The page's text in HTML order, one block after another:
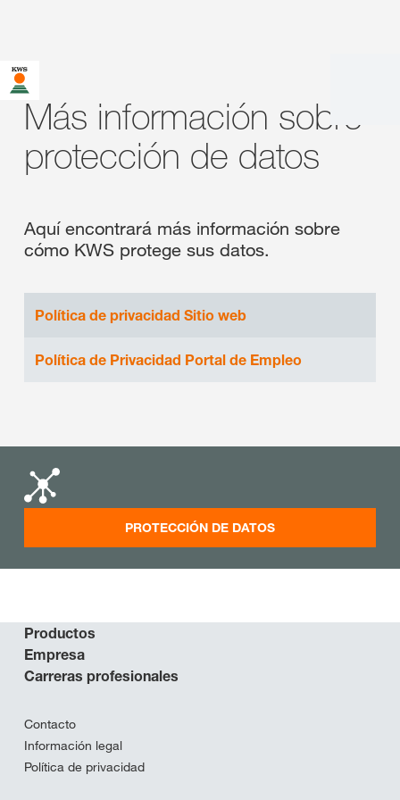
Más información sobre
protección de datos
Aquí encontrará más información sobre
cómo KWS protege sus datos.
Política de privacidad Sitio web
Política de Privacidad Portal de Empleo
PROTECCIÓN DE DATOS
Productos
Empresa
Carreras profesionales
Contacto
Información legal
Política de privacidad